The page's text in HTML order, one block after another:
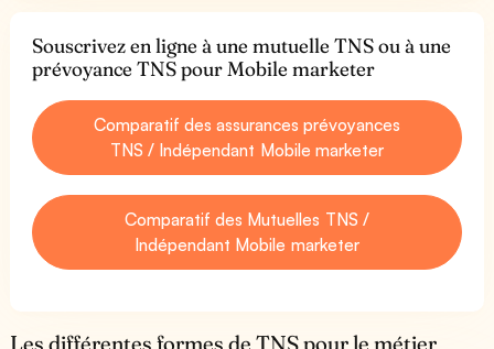
Souscrivez en ligne à une mutuelle TNS ou à une
prévoyance TNS pour Mobile marketer
Comparatif des assurances prévoyances
TNS / Indépendant Mobile marketer
Comparatif des Mutuelles TNS /
Indépendant Mobile marketer
Les différentes formes de TNS pour le métier